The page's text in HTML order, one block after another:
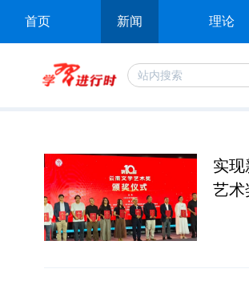
首页 新闻 理论
实
艺术